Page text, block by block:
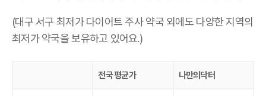
(대구 서구 최저가 다이어트 주사 약국 외에도 다양한 지역의
최저가 약국을 보유하고 있어요.)
전국 평균가 나만의닥터